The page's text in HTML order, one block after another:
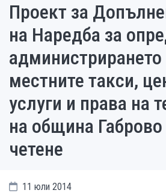
Проект за
на Наредба за
администрирането
местните такси,
услуги и права на
на община
четене
11 юли 2014